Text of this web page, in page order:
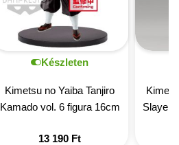
Készleten
Kimetsu no Yaiba Tanjiro
Kamado vol. 6 figura 16cm
13 190 Ft
Slayer